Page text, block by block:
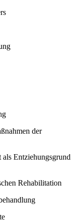
der
Entziehungsgrund
Rehabilitation